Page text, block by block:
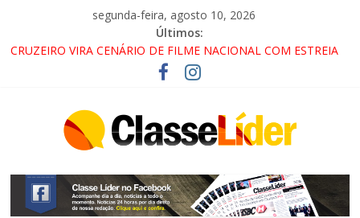
segunda-feira, agosto 10, 2026
Últimos:
CRUZEIRO VIRA CENÁRIO DE FILME NACIONAL COM ESTREIA
PROMOTOR DO GAECO
ACESSO À APARECIDA NA DUTRA SERÁ BLOQUEADO NO FIM
ALTERNATIVAS
LORENA, PINDAMONHANGABA E QUELUZ NA RETA FINAL
PELA FÁBRICA DA COCA-COLA!